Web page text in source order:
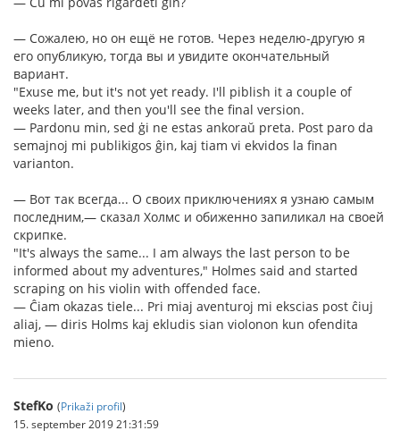
— Сожалею, но он ещё не готов. Через неделю-другую я
его опубликую, тогда вы и увидите окончательный
вариант.
"Exuse me, but it's not yet ready. I'll piblish it a couple of
weeks later, and then you'll see the final version.
— Pardonu min, sed ġi ne estas ankoraŭ preta. Post paro da
semajnoj mi publikigos ĝin, kaj tiam vi ekvidos la finan
varianton.
— Вот так всегда... О своих приключениях я узнаю самым
последним,— сказал Холмс и обиженно запиликал на своей
скрипке.
"It's always the same... I am always the last person to be
informed about my adventures," Holmes said and started
scraping on his violin with offended face.
— Ĉiam okazas tiele... Pri miaj aventuroj mi ekscias post ĉiuj
aliaj, — diris Holms kaj ekludis sian violonon kun ofendita
mieno.
StefKo (Prikaži profil)
15. september 2019 21:31:59